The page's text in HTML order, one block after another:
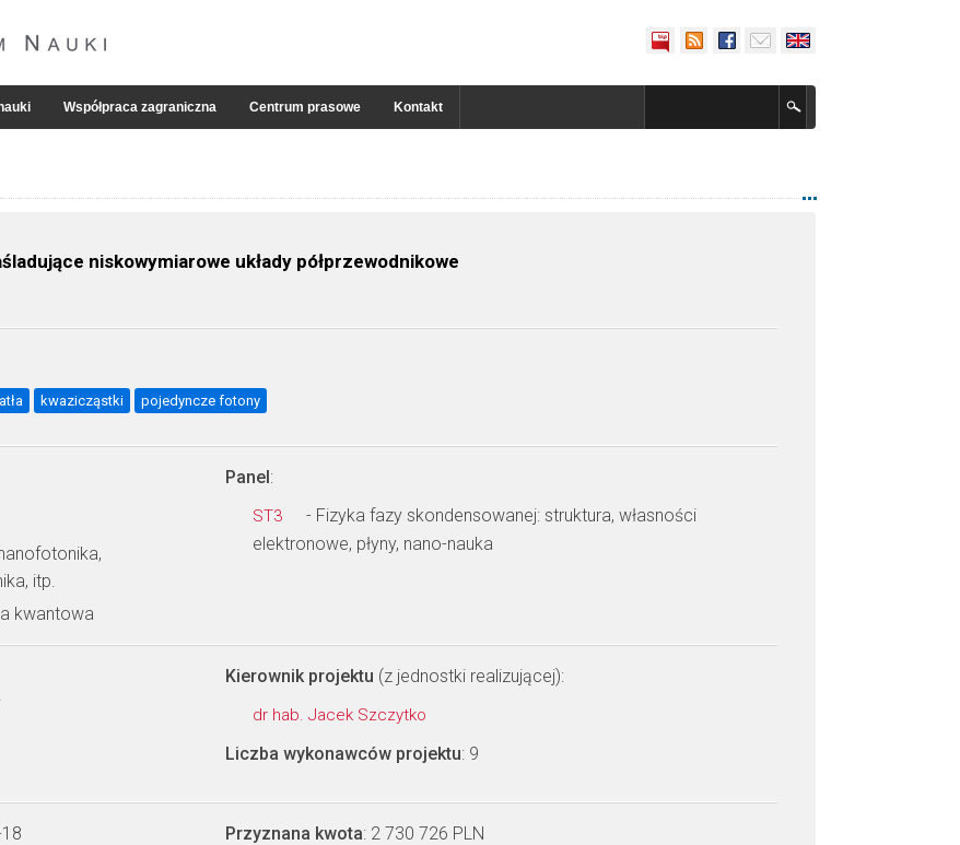
Współpraca zagraniczna Centrum prasowe Kontakt
niskowymiarowe układy półprzewodnikowe
kwazicząstki pojedyncze fotony
itp.
kwantowa
Panel:
ST3
- Fizyka fazy skondensowanej: struktura, własności
elektronowe, płyny, nano-nauka
Kierownik projektu (z jednostki realizującej):
dr hab. Jacek Szczytko
Liczba wykonawców projektu: 9
Przyznana kwota: 2 730 726 PLN